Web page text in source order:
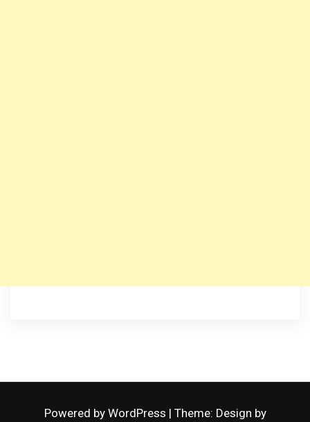
Powered by WordPress | Theme: Design by